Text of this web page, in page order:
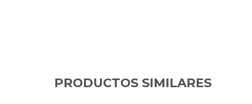
PRODUCTOS SIMILARES